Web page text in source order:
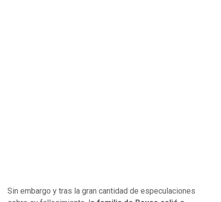
Sin embargo y tras la gran cantidad de especulaciones